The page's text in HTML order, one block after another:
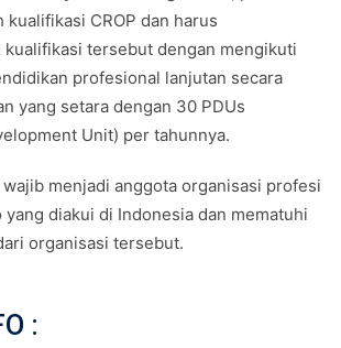
kualifikasi CROP dan harus
kualifikasi tersebut dengan mengikuti
profesional lanjutan secara
yang setara dengan 30 PDUs
Unit) per tahunnya.
wajib menjadi anggota organisasi profesi
diakui di Indonesia dan mematuhi
organisasi tersebut.
: